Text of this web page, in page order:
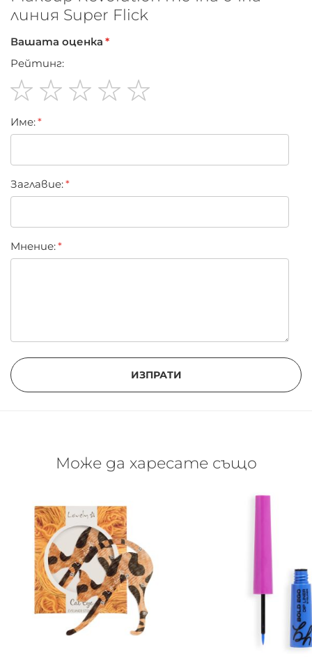
линия Super Flick
Вашата оценка
Рейтинг:
star
stars
stars
stars
stars
Име:
Заглавиe:
Мнение:
ИЗПРАТИ
Може да харесате също